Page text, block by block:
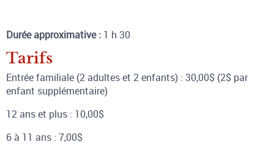
Durée approximative : 1 h 30
Tarifs
Entrée familiale (2 adultes et 2 enfants) : 30,00$ (2$ par
enfant supplémentaire)
12 ans et plus : 10,00$
6 à 11 ans : 7,00$